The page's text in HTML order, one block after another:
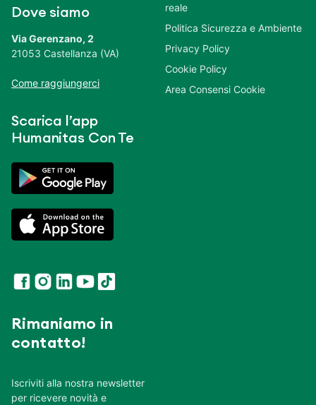
Dove siamo
Via Gerenzano, 2
21053 Castellanza (VA)
Come raggiungerci
Scarica l’app
Humanitas Con Te
Rimaniamo in
contatto!
Iscriviti alla nostra newsletter
per ricevere novità e
reale
Politica Sicurezza e Ambiente
Privacy Policy
Cookie Policy
Area Consensi Cookie